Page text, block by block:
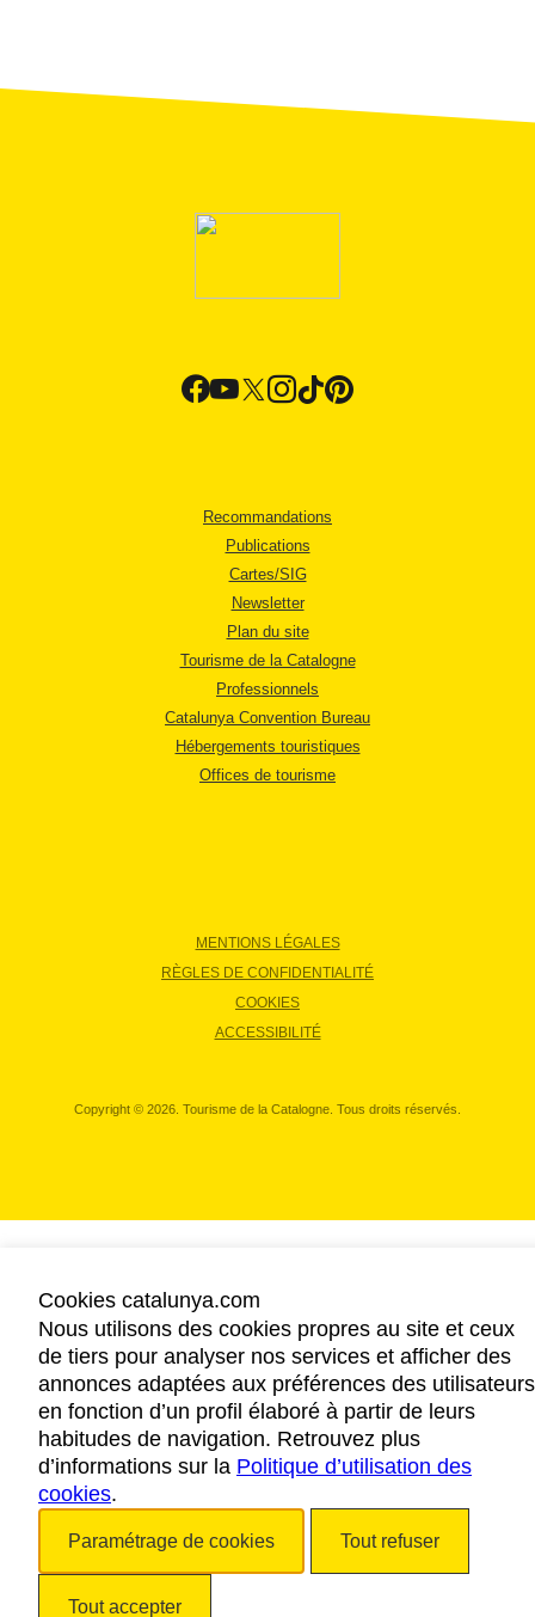
Recommandations
Publications
Cartes/SIG
Newsletter
Plan du site
Tourisme de la Catalogne
Professionnels
Catalunya Convention Bureau
Hébergements touristiques
Offices de tourisme
MENTIONS LÉGALES
RÈGLES DE CONFIDENTIALITÉ
COOKIES
ACCESSIBILITÉ
Copyright © 2026. Tourisme de la Catalogne. Tous droits réservés.
Cookies catalunya.com
Nous utilisons des cookies propres au site et ceux
de tiers pour analyser nos services et afficher des
annonces adaptées aux préférences des utilisateurs
en fonction d’un profil élaboré à partir de leurs
habitudes de navigation. Retrouvez plus
d’informations sur la Politique d’utilisation des
cookies.
Paramétrage de cookies Tout refuser
Tout accepter